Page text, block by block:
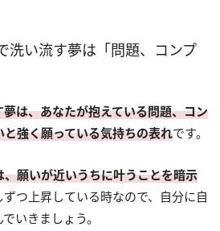
洗い流す夢は「問題、コンプ
は、あなたが抱えている問題、コン
強く願っている気持ちの表れです。
、願いが近いうちに叶うことを暗示
つ上昇している時なので、自分に自
いきましょう。